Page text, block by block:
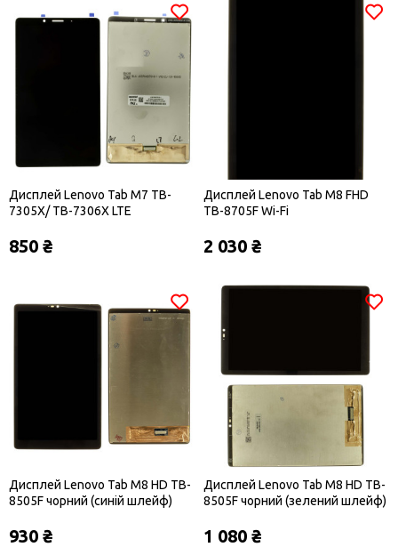
Дисплей Lenovo Tab M7 TB-
7305X/ TB-7306X LTE
850 ₴
Дисплей Lenovo Tab M8 FHD
TB-8705F Wi-Fi
2 030 ₴
Дисплей Lenovo Tab M8 HD TB-
8505F чорний (синій шлейф)
930 ₴
Дисплей Lenovo Tab M8 HD TB-
8505F чорний (зелений шлейф)
1 080 ₴